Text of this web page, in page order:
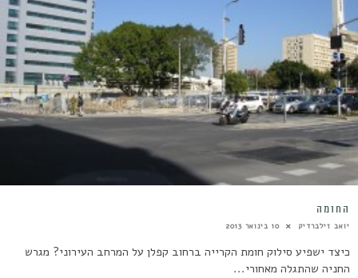
החומה
יואב זילברדיק 10 בינואר 2013
כיצד ישפיע סילוק חומת הקרייה ברחוב קפלן על המרחב העירוני? מגרש
החניה שהתגלה מאחורי...